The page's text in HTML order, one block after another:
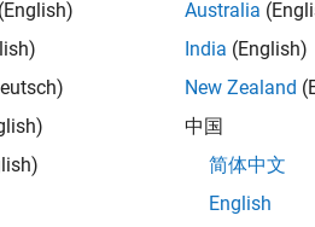
Copier le lien
(English)
Australia
India (English)
New Zealand
中国
简体中文
English